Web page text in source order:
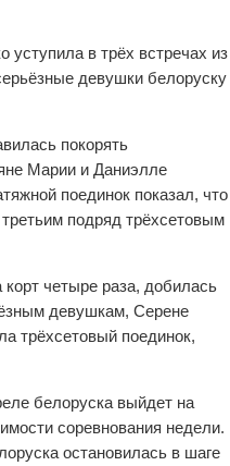
уступила в трёх встречах из
девушки белоруску
покорять
Марии и Даниэлле
поединок показал, что
подряд трёхсетовым
четыре раза, добилась
девушкам, Серене
трёхсетовый поединок,
белоруска выйдет на
соревнования недели.
остановилась в шаге